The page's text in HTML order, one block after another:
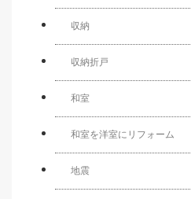
収納
収納折戸
和室
和室を洋室にリフォーム
地震